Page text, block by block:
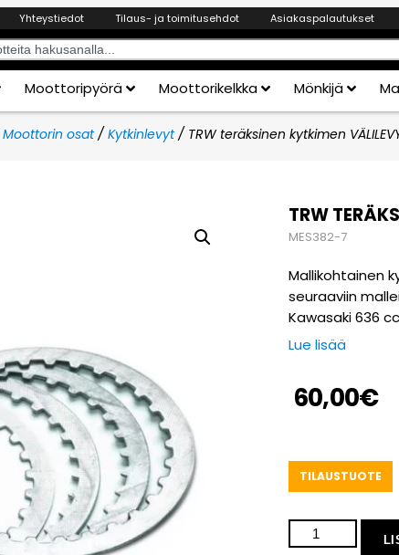
Yhteystiedot Tilaus- ja toimitusehdot Asiakaspalautukset
Moottoripyörä Moottorikelkka Mönkijä
Moottorin osat/ Kytkinlevyt/ TRW teräksinen kytkimen
TRW
MES382-7
Mallikohtainen
seuraaviin
Kawasaki 636
Lue lisää
60,00€
TILAUSTUOTE